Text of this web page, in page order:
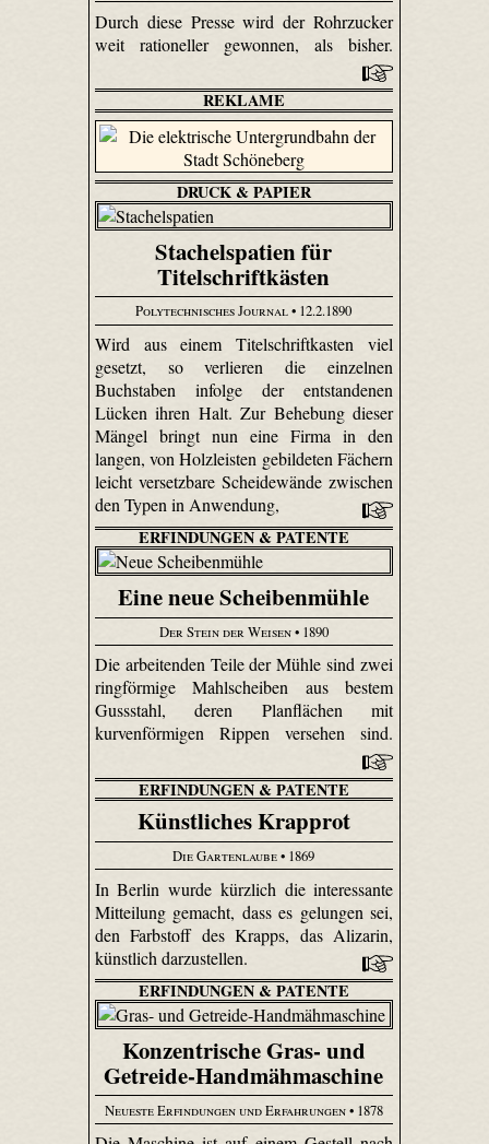
Durch diese Presse wird der Rohrzucker
weit rationeller gewonnen, als bisher.
REKLAME
DRUCK & PAPIER
Stachelspatien für
Titelschriftkästen
Polytechnisches Journal• 12.2.1890
Wird aus einem Titelschriftkasten viel
gesetzt, so verlieren die einzelnen
Buchstaben infolge der entstandenen
Lücken ihren Halt. Zur Behebung dieser
Mängel bringt nun eine Firma in den
langen, von Holzleisten gebildeten Fächern
leicht versetzbare Scheidewände zwischen
den Typen in Anwendung,
ERFINDUNGEN & PATENTE
Eine neue Scheibenmühle
Der Stein der Weisen• 1890
Die arbeitenden Teile der Mühle sind zwei
ringförmige Mahl­scheiben aus bestem
Gussstahl, deren Plan­flächen mit
kurvenförmigen Rippen versehen sind.
ERFINDUNGEN & PATENTE
Künstliches Krapprot
Die Gartenlaube• 1869
In Berlin wurde kürzlich die interessante
Mitteilung gemacht, dass es gelungen sei,
den Farbstoff des Krapps, das Alizarin,
künstlich darzustellen.
ERFINDUNGEN & PATENTE
Konzentrische Gras- und
Getreide-Handmähmaschine
Neueste Erfindungen und Erfahrungen• 1878